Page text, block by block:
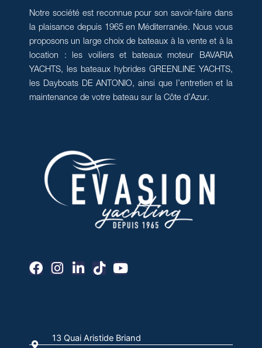
Notre société est reconnue pour son savoir-faire dans
la plaisance depuis 1965 en Méditerranée. Nous vous
proposons un large choix de bateaux à la vente et à la
location : les voiliers et bateaux moteur BAVARIA
YACHTS, les bateaux hybrides GREENLINE YACHTS,
les Dayboats DE ANTONIO, ainsi que l’entretien et la
maintenance de votre bateau sur la Côte d’Azur.
F
a
o
I
n
r
L
i
i
T
i
Y
o
e
13 Quai Aristide Briand